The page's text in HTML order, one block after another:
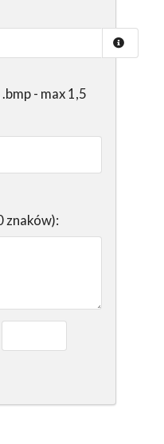
- max 1,5
znaków):
obrazka: